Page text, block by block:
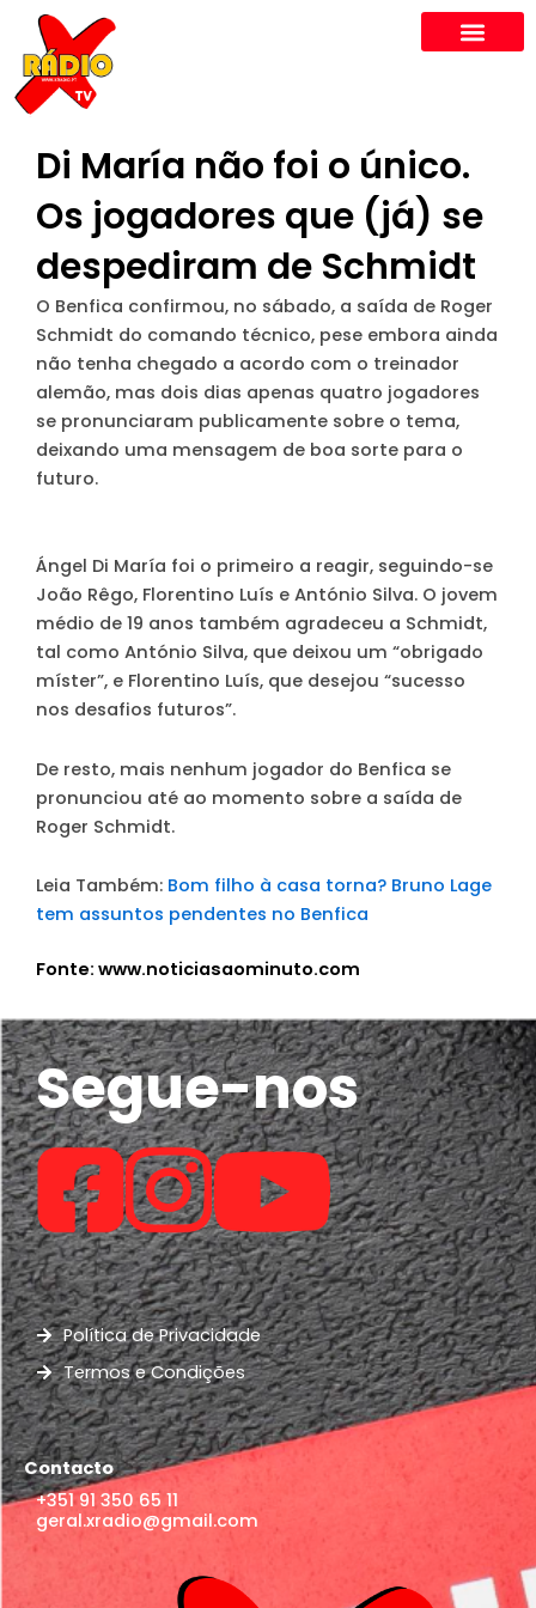
content
Di María não foi o único.
Os jogadores que (já) se
despediram de Schmidt
O Benfica confirmou, no sábado, a saída de Roger
Schmidt do comando técnico, pese embora ainda
não tenha chegado a acordo com o treinador
alemão, mas dois dias apenas quatro jogadores
se pronunciaram publicamente sobre o tema,
deixando uma mensagem de boa sorte para o
futuro.
Ángel Di María foi o primeiro a reagir, seguindo-se
João Rêgo, Florentino Luís e António Silva. O jovem
médio de 19 anos também agradeceu a Schmidt,
tal como António Silva, que deixou um “obrigado
míster”, e Florentino Luís, que desejou “sucesso
nos desafios futuros”.
De resto, mais nenhum jogador do Benfica se
pronunciou até ao momento sobre a saída de
Roger Schmidt.
Leia Também: Bom filho à casa torna? Bruno Lage
tem assuntos pendentes no Benfica
Fonte: www.noticiasaominuto.com
Segue-nos
Política de Privacidade
Termos e Condições
Contacto
+351 91 350 65 11
geral.xradio@gmail.com